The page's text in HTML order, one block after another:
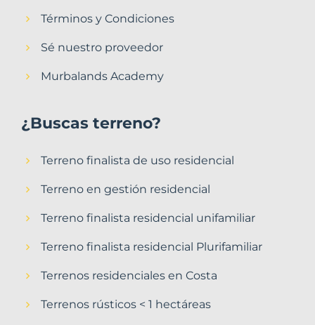
Términos y Condiciones
Sé nuestro proveedor
Murbalands Academy
¿Buscas terreno?
Terreno finalista de uso residencial
Terreno en gestión residencial
Terreno finalista residencial unifamiliar
Terreno finalista residencial Plurifamiliar
Terrenos residenciales en Costa
Terrenos rústicos < 1 hectáreas